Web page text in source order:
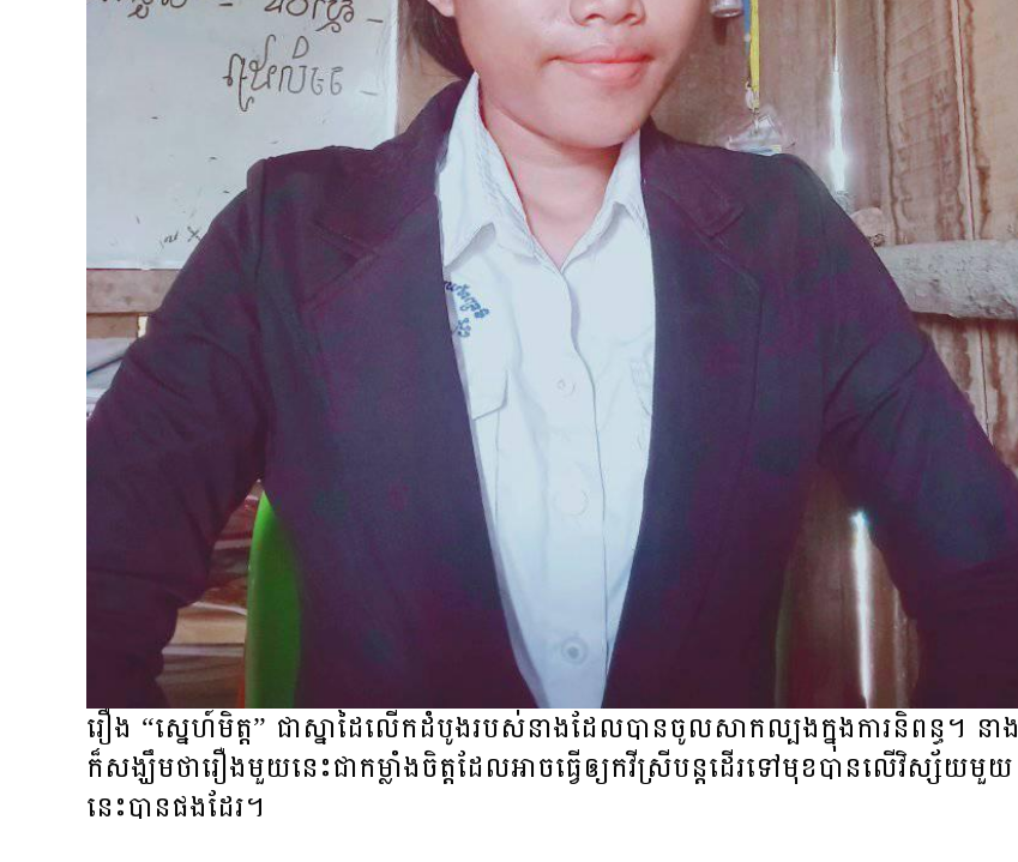
រឿង “ស្នេហ៍មិត្ត” ជាស្នាដៃលើកដំបូងរបស់នាងដែលបានចូលសាកល្បងក្នុងការនិពន្ធ។ នាង​
ក៏​សង្ឃឹម​ថា​រឿង​មួយ​នេះជា​កម្លាំងចិត្ត​ដែល​អាច​ធ្វើឲ្យ​កវីស្រីបន្តដើរទៅមុខ​បានលើវិស្ស័យមួយ​
នេះបានផងដែរ។